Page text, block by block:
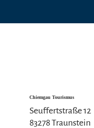
Chiemgau Tourismus
Seuffertstraße 12
83278 Traunstein